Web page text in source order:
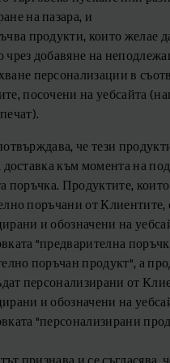
на пазара, и
продукти, които желае
чрез добавяне на
персонализации в
посочени на уебсайта
че тези
към момента на
поръчка. Продуктите,
поръчани от Клиентите,
и обозначени на
"предварителна
поръчан продукт", а
персонализирани от
и обозначени на
"персонализирани
признава и се съгласява,